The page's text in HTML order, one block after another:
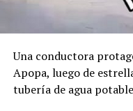
Facebook
Una conductora
Apopa, luego de
tubería de agua